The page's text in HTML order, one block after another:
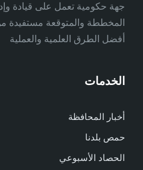
جهة حكومية تعمل على قيادة
المخططة والمتوقعة مستفيدة
أفضل الطرق العلمية والعملية
الخدمات
أخبار المحافظة
حمص بلدنا
الحصاد الأسبوعي